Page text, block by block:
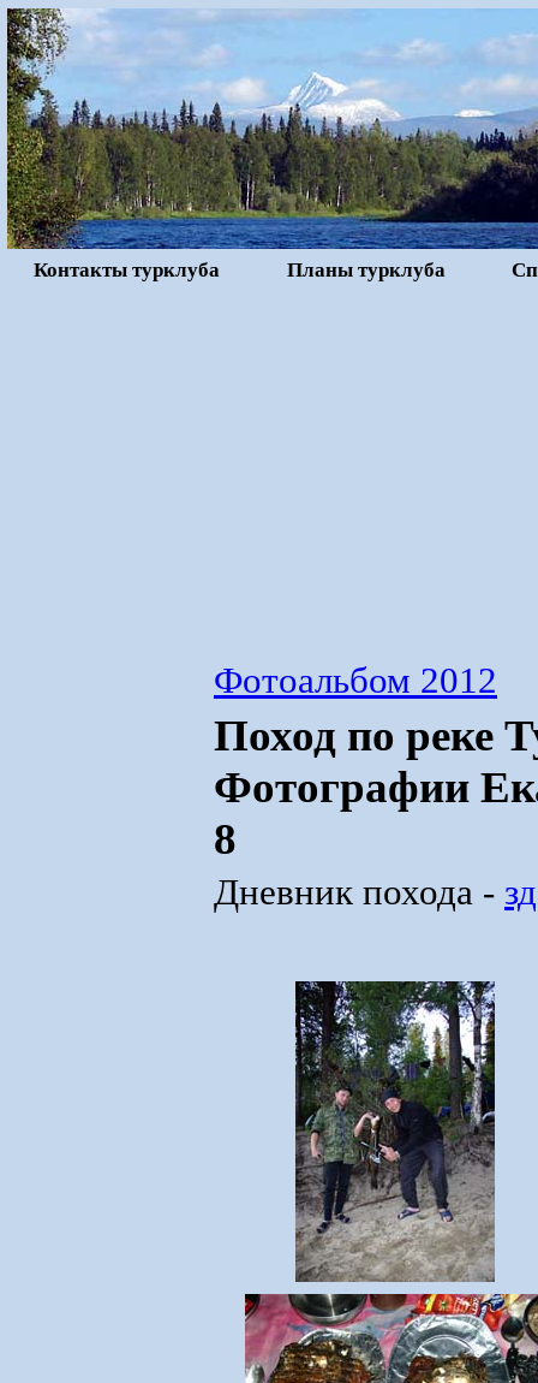
Контакты турклуба Планы турклуба
Фотоальбом 2012
Поход по реке
Фотографии
8
Дневник похода -